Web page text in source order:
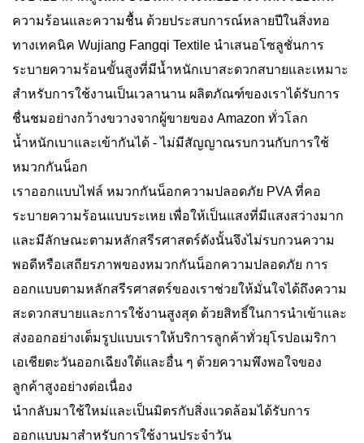
ความร้อนและความชื้น ด้วยประสบการณ์หลายปีในสิ่งทอ
ทางเทคนิค Wujiang Fangqi Textile นำเสนอโซลูชั่นการ
ระบายความร้อนขั้นสูงที่มีน้ำหนักเบาสะดวกสบายและเหมาะ
สำหรับการใช้งานเป็นเวลานาน ผลิตภัณฑ์ของเราได้รับการ
ชื่นชมอย่างกว้างขวางจากผู้ขายของ Amazon ทั่วโลก
น้ำหนักเบาและเข้ากันได้ - ไม่มีสัญญาณรบกวนกับการใช้
หมวกกันน็อก
เราออกแบบไฟล์ หมวกกันน็อกความปลอดภัย PVA ที่คอ
ระบายความร้อนแบบระเหย เพื่อให้เป็นแสงที่มีแสงสว่างมาก
และมีลักษณะตามหลักสรีรศาสตร์ดังนั้นจึงไม่รบกวนความ
พอดีหรือเสถียรภาพของหมวกกันน็อกความปลอดภัย การ
ออกแบบตามหลักสรีรศาสตร์ของเราช่วยให้มั่นใจได้ถึงความ
สะดวกสบายและการใช้งานสูงสุด ด้วยสิทธิ์ในการนำเข้าและ
ส่งออกอย่างเต็มรูปแบบเราให้บริการลูกค้าทั่วยุโรปอเมริกา
เอเชียตะวันออกเฉียงใต้และอื่น ๆ ด้วยความพึงพอใจของ
ลูกค้าสูงอย่างต่อเนื่อง
นำกลับมาใช้ใหม่และเป็นมิตรกับสิ่งแวดล้อมได้รับการ
ออกแบบมาสำหรับการใช้งานประจำวัน